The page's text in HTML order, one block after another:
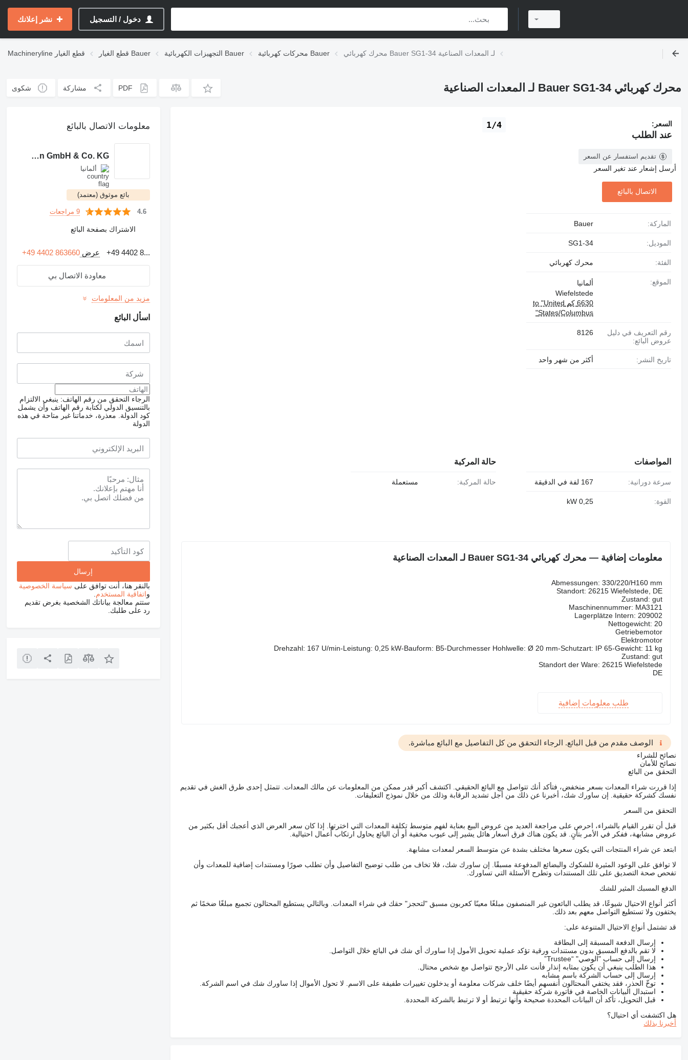
دخول / التسجيل نشر إعلانك
Machineryline قطع الغيار قطع الغيار Bauer التجهيزات الكهربائية Bauer محركات كهربائية Bauer محرك كهربائي Bauer SG1-34 لـ المعدات الصناعية
محرك كهربائي Bauer SG1-34 لـ المعدات الصناعية PDF مشاركة شكوى
طلب الحصول على صور
إضافية
1/4 السعر:
عند الطلب
تقديم استفسار عن السعر
أرسل إشعار عند تغير السعر
الاتصال بالبائع
الماركة: Bauer
الموديل: SG1-34
الفئة: محرك كهربائي
الموقع:
ألمانيا
Wiefelstede
6630 كم to "United
States/Columbus"
رقم التعريف في دليل
عروض البائع:
8126
تاريخ النشر: أكثر من شهر واحد
المواصفات
سرعة دورانية: 167 لفة في الدقيقة
القوة: 0,25 kW
حالة المركبة
حالة المركبة: مستعملة
معلومات إضافية — محرك كهربائي Bauer SG1-34 لـ المعدات الصناعية
Abmessungen: 330/220/H160 mm
Standort: 26215 Wiefelstede, DE
Zustand: gut
Maschinennummer: MA3121
Lagerplätze Intern: 209002
Nettogewicht: 20
Getriebemotor
Elektromotor
Drehzahl: 167 U/min-Leistung: 0,25 kW-Bauform: B5-Durchmesser Hohlwelle: Ø 20 mm-Schutzart: IP 65-Gewicht: 11 kg
Zustand: gut
Standort der Ware: 26215 Wiefelstede
DE
طلب معلومات إضافية
الوصف مقدم من قبل البائع. الرجاء التحقق من كل التفاصيل مع البائع مباشرة.
نصائح للشراء
نصائح للأمان
التحقق من البائع
إذا قررت شراء المعدات بسعر منخفض، فتأكد أنك تتواصل مع البائع الحقيقي. اكتشف أكبر قدر ممكن من المعلومات عن مالك المعدات. تتمثل إحدى طرق الغش في تقديم
نفسك كشركة حقيقية. إن ساورك شك، أخبرنا عن ذلك من أجل تشديد الرقابة وذلك من خلال نموذج التعليقات.
التحقق من السعر
قبل أن تقرر القيام بالشراء، احرص على مراجعة العديد من عروض البيع بعناية لفهم متوسط تكلفة المعدات التي اخترتها. إذا كان سعر العرض الذي أعجبك أقل بكثير من
عروض مشابهة، ففكر في الأمر بتأنٍ. قد يكون هناك فرق أسعار هائل يشير إلى عيوب مخفية أو أن البائع يحاول ارتكاب أعمال احتيالية.
ابتعد عن شراء المنتجات التي يكون سعرها مختلف بشدة عن متوسط السعر لمعدات مشابهة.
لا توافق على الوعود المثيرة للشكوك والبضائع المدفوعة مسبقًا. إن ساورك شك، فلا تخاف من طلب توضيح التفاصيل وأن تطلب صورًا ومستندات إضافية للمعدات وأن
تفحص صحة التصديق على تلك المستندات وتطرح الأسئلة التي تساورك.
الدفع المسبك المثير للشك
أكثر أنواع الاحتيال شيوعًا، قد يطلب البائعون غير المنصفون مبلغًا معينًا كعربون مسبق "لتحجز" حقك في شراء المعدات. وبالتالي يستطيع المحتالون تجميع مبلغًا ضخمًا ثم
يختفون ولا تستطيع التواصل معهم بعد ذلك.
قد تشتمل أنواع الاحتيال المتنوعة على:
إرسال الدفعة المسبقة إلى البطاقة
لا تقم بالدفع المسبق بدون مستندات ورقية تؤكد عملية تحويل الأمول إذا ساورك أي شك في البائع خلال التواصل.
إرسال إلى حساب "الوصي" “Trustee”
هذا الطلب ينبغي أن يكون بمثابه إنذار فأنت على الأرجح تتواصل مع شخص محتال.
إرسال إلى حساب الشركة باسم مشابه
توخّ الحذر، فقد يختفي المحتالون أنفسهم أيضًا خلف شركات معلومة أو يدخلون تغييرات طفيفة على الاسم. لا تحول الأموال إذا ساورك شك في اسم الشركة.
استبدال البيانات الخاصة في فاتورة شركة حقيقية
قبل التحويل، تأكد أن البيانات المحددة صحيحة وأنها ترتبط أو لا ترتبط بالشركة المحددة.
هل اكتشفت أي احتيال؟
أخبرنا بذلك
معلومات الاتصال بالبائع
Eberlei Maschinen GmbH & Co. KG
ألمانيا
بائع موثوق (معتمد)
4.6 9 مراجعات
الاشتراك بصفحة البائع
+49 4402 8... عرض+49 4402 863660
معاودة الاتصال بي
مزيد من المعلومات
اسأل البائع
الرجاء التحقق من رقم الهاتف: ينبغي الالتزام
بالتنسيق الدولي لكتابة رقم الهاتف وأن يشمل
كود الدولة.
معذرة، خدماتنا غير متاحة في هذه
الدولة
بالنقر هنا، أنت توافق على سياسة الخصوصية
واتفاقية المستخدم
ستتم معالجة بياناتك الشخصية بغرض تقديم
رد على طلبك.